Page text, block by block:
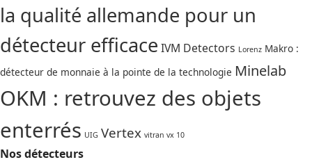
la qualité allemande pour un
détecteur efficace IVM Detectors Lorenz Makro :
détecteur de monnaie à la pointe de la technologie Minelab
OKM : retrouvez des objets
enterrés UIG Vertex vitran vx 10
Nos détecteurs